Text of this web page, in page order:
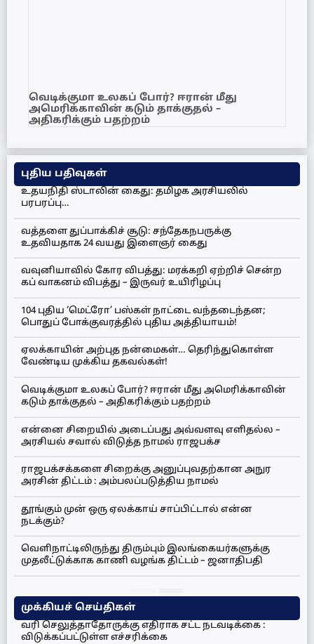
வெடிக்குமா உலகப் போர்? ஈரான் மீது
அமெரிக்காவின் கடும் தாக்குதல் –
அதிகரிக்கும் பதற்றம்
புதிய பதிவுகள்
உதயநிதி ஸ்டாலின் கைது: தமிழக அரசியலில்
பரபரப்பு…
வத்தளை துப்பாக்கிச் சூடு: சந்தேகநபருக்கு
உதவியதாக 24 வயது இளைஞர் கைது
வவுனியாவில் கோர விபத்து: மரக்கறி ஏற்றிச் சென்ற
கப் வாகனம் விபத்து – இருவர் உயிரிழப்பு
104 புதிய ‘மெட்ரோ’ பஸ்கள் நாட்டை வந்தடைந்தன;
பொதுப் போக்குவரத்தில் புதிய அத்தியாயம்!
ஏலக்காயின் அற்புத நன்மைகள்… தெரிந்துகொள்ள
வேண்டிய முக்கிய தகவல்கள்!
வெடிக்குமா உலகப் போர்? ஈரான் மீது அமெரிக்காவின்
கடும் தாக்குதல் – அதிகரிக்கும் பதற்றம்
என்னை சிறையில் அடைப்பது அவ்வளவு எளிதல்ல –
அரசியல் சவால் விடுத்த நாமல் ராஜபக்ச
ராஜபக்சக்களை சிறைக்கு அனுப்புவதற்கான அநுர
அரசின் திட்டம் : அம்பலப்படுத்திய நாமல்
தூங்கும் முன் ஒரு ஏலக்காய் சாப்பிட்டால் என்ன
நடக்கும்?
வெளிநாட்டிலிருந்து திரும்பும் இலங்கையர்களுக்கு
முதலீட்டுக்காக காணி வழங்க திட்டம் – ஜனாதிபதி
முக்கியச் செய்திகள்
வரி செலுத்தாதோருக்கு எதிராக சட்ட நடவடிக்கை :
விடுக்கப்பட்டுள்ள எச்சரிக்கை